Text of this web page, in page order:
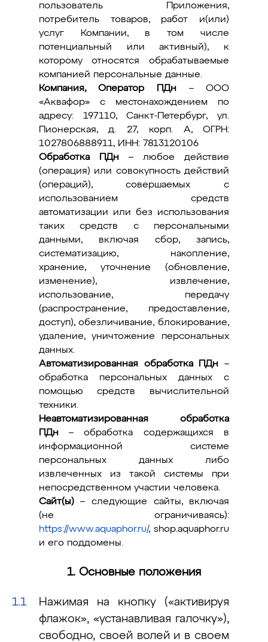
пользователь Приложения,
потребитель товаров, работ и(или)
услуг Компании, в том числе
потенциальный или активный), к
которому относятся обрабатываемые
компанией персональные данные.
Компания, Оператор ПДн – ООО
«Аквафор» с местонахождением по
адресу: 197110, Санкт-Петербург, ул.
Пионерская, д. 27, корп. А, ОГРН:
1027806888911, ИНН: 7813120106
Обработка ПДн– любое действие
(операция) или совокупность действий
(операций), совершаемых с
использованием средств
автоматизации или без использования
таких средств с персональными
данными, включая сбор, запись,
систематизацию, накопление,
хранение, уточнение (обновление,
изменение), извлечение,
использование, передачу
(распространение, предоставление,
доступ), обезличивание, блокирование,
удаление, уничтожение персональных
данных.
Автоматизированная обработка ПДн –
обработка персональных данных с
помощью средств вычислительной
техники.
Неавтоматизированная обработка
ПДн– обработка содержащихся в
информационной системе
персональных данных либо
извлеченных из такой системы при
непосредственном участии человека.
Сайт(ы)– следующие сайты, включая
(не ограничиваясь):
https://www.aquaphor.ru/, shop.aquaphor.ru
и его поддомены.
1. Основные положения
Нажимая на кнопку («активируя
флажок», «устанавливая галочку»),
свободно, своей волей и в своем